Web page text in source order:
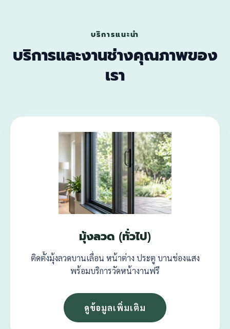
บริการแนะนำ
บริการและงานช่างคุณภาพของ
เรา
มุ้งลวด (ทั่วไป)
ติดตั้งมุ้งลวดบานเลื่อน หน้าต่าง ประตู บานช่องแสง
พร้อมบริการวัดหน้างานฟรี
ดูข้อมูลเพิ่มเติม